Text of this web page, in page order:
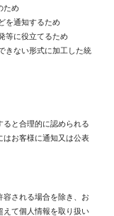
ため
を通知するため
等に役立てるため
きない形式に加工した統
ると合理的に認められる
はお客様に通知又は公表
容される場合を除き、お
えて個人情報を取り扱い